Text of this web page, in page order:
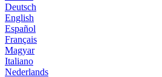
Deutsch
English
Español
Français
Magyar
Italiano
Nederlands